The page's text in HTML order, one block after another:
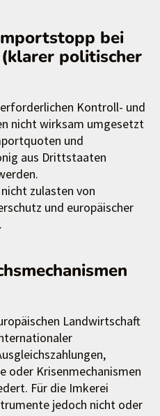
bei
politischer
Kontroll- und
nicht wirksam umgesetzt
und
aus Drittstaaten
zulasten von
und europäischer
Landwirtschaft
oder Krisenmechanismen
Für die Imkerei
jedoch nicht oder